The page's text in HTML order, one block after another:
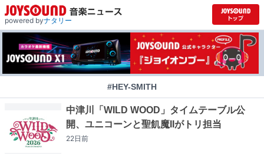
powered byナタリー
#HEY-SMITH
中津川「WILD WOOD」タイムテーブル公
開、ユニコーンと聖飢魔IIがトリ担当
22日前